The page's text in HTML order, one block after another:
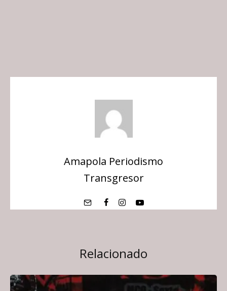
Amapola Periodismo
Transgresor
Relacionado